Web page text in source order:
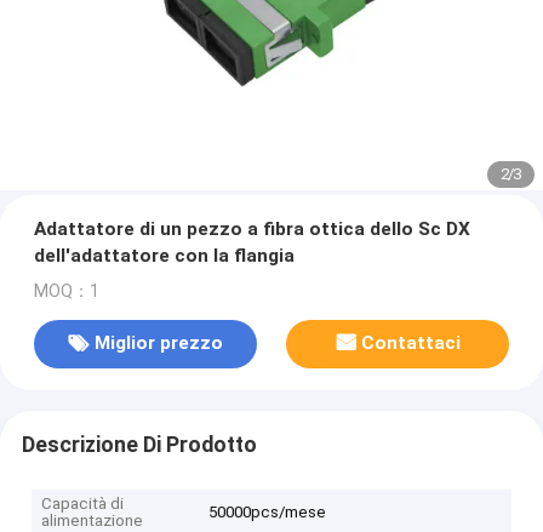
2/3
Adattatore di un pezzo a fibra ottica dello Sc DX
dell'adattatore con la flangia
MOQ：1
Miglior prezzo Contattaci
Descrizione Di Prodotto
Capacità di
alimentazione
50000pcs/mese